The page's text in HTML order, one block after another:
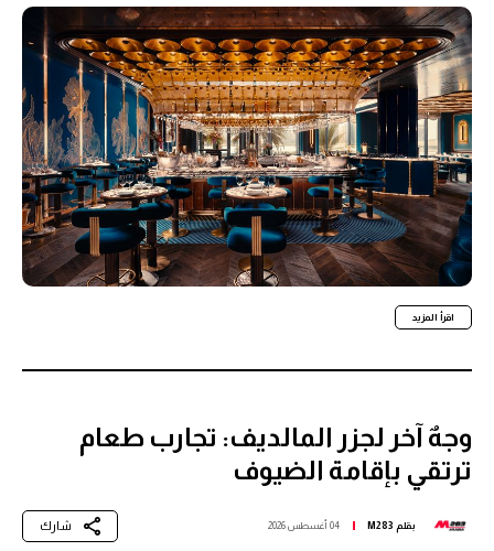
اقرأ المزيد
وجهٌ آخر لجزر المالديف: تجارب طعام
ترتقي بإقامة الضيوف
بقلم M283 04 أغسطس 2026 شارك